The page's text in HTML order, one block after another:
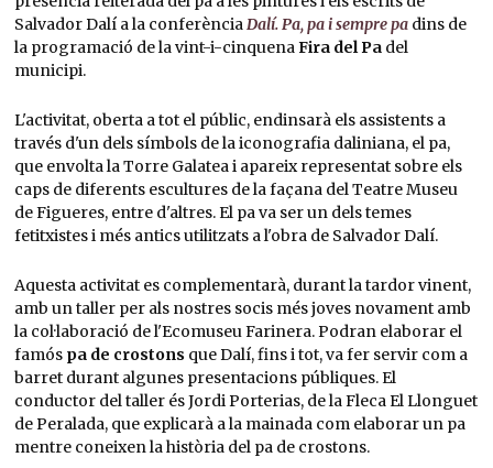
Salvador Dalí a la conferènciaDalí. Pa, pa i sempre padins de
la programació de la vint-i-cinquenaFira del Pa del
municipi.
L'activitat, oberta a tot el públic, endinsarà els assistents a
través d'un dels símbols de la iconografia daliniana, el pa,
que envolta la Torre Galatea i apareix representat sobre els
caps de diferents escultures de la façana del Teatre Museu
de Figueres, entre d'altres. El pa va ser un dels temes
fetitxistes i més antics utilitzats a l'obra de Salvador Dalí.
Aquesta activitat es complementarà, durant la tardor vinent,
amb un taller per als nostres socis més joves novament amb
la col·laboració de l'Ecomuseu Farinera. Podran elaborar el
famós pa de crostons que Dalí, fins i tot, va fer servir com a
barret durant algunes presentacions públiques. El
conductor del taller és Jordi Porterias, de la Fleca El Llonguet
de Peralada, que explicarà a la mainada com elaborar un pa
mentre coneixen la història del pa de crostons.